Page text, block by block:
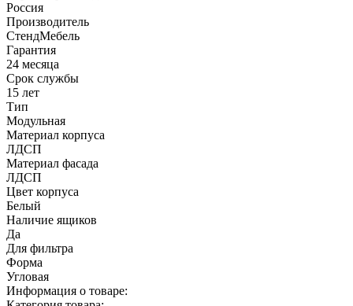
Россия
Производитель
СтендМебель
Гарантия
24 месяца
Срок службы
15 лет
Тип
Модульная
Материал корпуса
ЛДСП
Материал фасада
ЛДСП
Цвет корпуса
Белый
Наличие ящиков
Да
Для фильтра
Форма
Угловая
Информация о товаре: